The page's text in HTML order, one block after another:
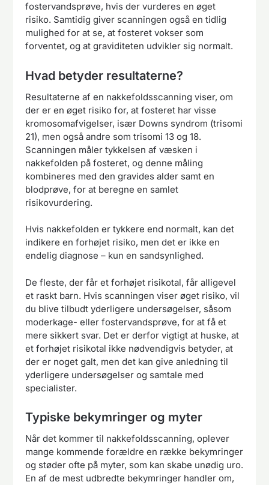
fostervandsprøve, hvis der vurderes en øget
risiko. Samtidig giver scanningen også en tidlig
mulighed for at se, at fosteret vokser som
forventet, og at graviditeten udvikler sig normalt.
Hvad betyder resultaterne?
Resultaterne af en nakkefoldsscanning viser, om
der er en øget risiko for, at fosteret har visse
kromosomafvigelser, især Downs syndrom (trisomi
21), men også andre som trisomi 13 og 18.
Scanningen måler tykkelsen af væsken i
nakkefolden på fosteret, og denne måling
kombineres med den gravides alder samt en
blodprøve, for at beregne en samlet
risikovurdering.
Hvis nakkefolden er tykkere end normalt, kan det
indikere en forhøjet risiko, men det er ikke en
endelig diagnose – kun en sandsynlighed.
De fleste, der får et forhøjet risikotal, får alligevel
et raskt barn. Hvis scanningen viser øget risiko, vil
du blive tilbudt yderligere undersøgelser, såsom
moderkage- eller fostervandsprøve, for at få et
mere sikkert svar. Det er derfor vigtigt at huske, at
et forhøjet risikotal ikke nødvendigvis betyder, at
der er noget galt, men det kan give anledning til
yderligere undersøgelser og samtale med
specialister.
Typiske bekymringer og myter
Når det kommer til nakkefoldsscanning, oplever
mange kommende forældre en række bekymringer
og støder ofte på myter, som kan skabe unødig uro.
En af de mest udbredte bekymringer handler om,